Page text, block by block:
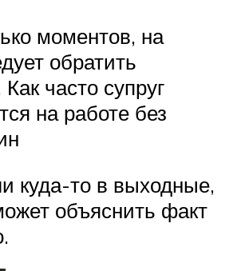
моментов, на
обратить
часто супруг
на работе без
куда-то в выходные,
объяснить факт